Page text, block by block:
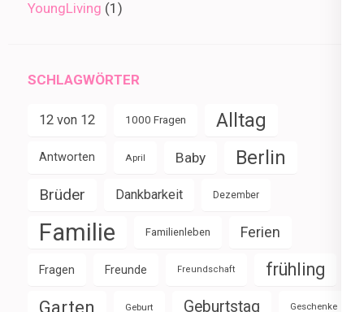
YoungLiving (1)
SCHLAGWÖRTER
12 von 12 1000 Fragen Alltag
Antworten April Baby Berlin
Brüder Dankbarkeit Dezember
Familie Familienleben Ferien
Fragen Freunde Freundschaft frühling
Garten Geburt Geburtstag Geschenke